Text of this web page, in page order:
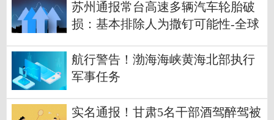
苏州通报常台高速多辆汽车轮胎破
损：基本排除人为撒钉可能性-全球
航行警告！渤海海峡黄海北部执行
军事任务
实名通报！甘肃5名干部酒驾醉驾被